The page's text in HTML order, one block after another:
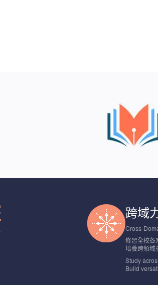
跨域
Cross-
修習全校各
培養跨領域
Study
Build